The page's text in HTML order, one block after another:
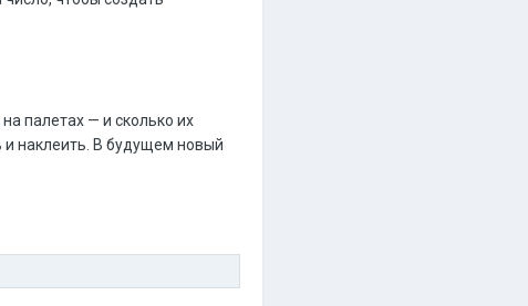
палетах — и сколько их
и наклеить. В будущем новый